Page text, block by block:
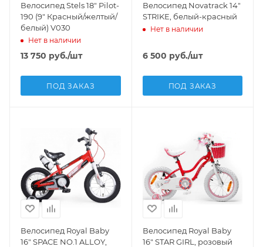
Велосипед Stels 18" Pilot-
190 (9" Красный/желтый/
белый) V030
Нет в наличии
13 750 руб./шт
ПОД ЗАКАЗ
Велосипед Novatrack 14"
STRIKE, белый-красный
Нет в наличии
6 500 руб./шт
ПОД ЗАКАЗ
Велосипед Royal Baby
16" SPACE NO.1 ALLOY,
Велосипед Royal Baby
16" STAR GIRL, розовый